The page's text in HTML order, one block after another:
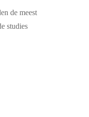
de meest
studies